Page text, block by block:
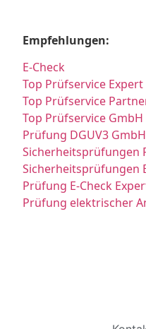
Empfehlungen:
E-Check
Top Prüfservice Expert
Top Prüfservice
Top Prüfservice GmbH
Prüfung DGUV3 GmbH
Sicherheitsprüfungen
Sicherheitsprüfungen
Prüfung E-Check
Prüfung elektrischer